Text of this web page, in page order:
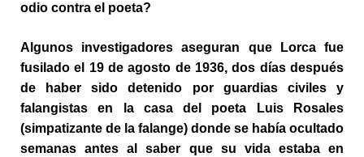
odio contra el poeta?
Algunos investigadores aseguran que Lorca fue
fusilado el 19 de agosto de 1936, dos días después
de haber sido detenido por guardias civiles y
falangistas en la casa del poeta Luis Rosales
(simpatizante de la falange) donde se había ocultado
semanas antes al saber que su vida estaba en